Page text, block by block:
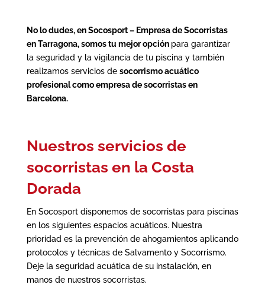
No lo dudes, en Socosport – Empresa de Socorristas
en Tarragona, somos tu mejor opción para garantizar
la seguridad y la vigilancia de tu piscina y también
realizamos servicios de socorrismo acuático
profesional comoempresa de socorristas en
Barcelona.
Nuestros servicios de
socorristas en la Costa
Dorada
En Socosport disponemos de socorristas para piscinas
en los siguientes espacios acuáticos. Nuestra
prioridad es la prevención de ahogamientos aplicando
protocolos y técnicas de Salvamento y Socorrismo.
Deje la seguridad acuática de su instalación, en
manos de nuestros socorristas.